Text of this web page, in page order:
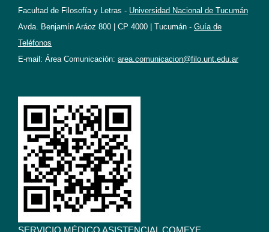
Facultad de Filosofía y Letras - Universidad Nacional de Tucumán
Avda. Benjamín Aráoz 800 | CP 4000 | Tucumán - Guía de
Teléfonos
E-mail: Área Comunicación: area.comunicacion@filo.unt.edu.ar